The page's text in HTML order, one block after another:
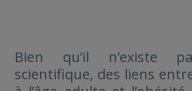
Bien qu’il n’existe
scientifique, des liens